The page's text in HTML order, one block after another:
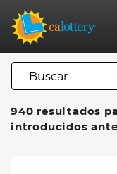
940 resultados
introducidos